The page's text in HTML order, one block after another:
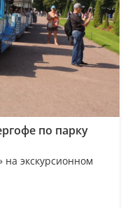
по парку
на экскурсионном